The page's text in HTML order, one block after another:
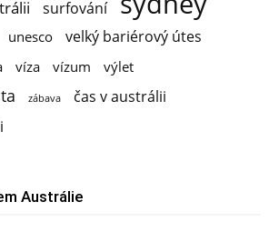
surfování
unesco velký bariérový útes
víza vízum výlet
zábava
čas v austrálii
Austrálie